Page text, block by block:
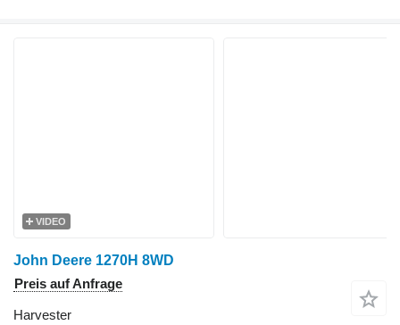
VIDEO
John Deere 1270H 8WD
Preis auf Anfrage
Harvester